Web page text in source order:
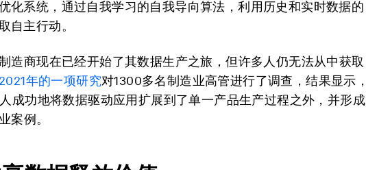
化系统，通过自我学习的自我导向算法，利用历史和实时数据的
自主行动。
造商现在已经开始了其数据生产之旅，但许多人仍无法从中获取
年的一项研究对1300多名制造业高管进行了调查，结果显示，
成功地将数据驱动应用扩展到了单一产品生产过程之外，并形成
案例。